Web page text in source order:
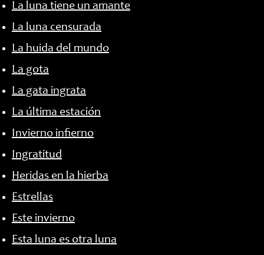
La luna tiene un amante
La luna censurada
La huida del mundo
La gota
La gata ingrata
La última estación
Invierno infierno
Ingratitud
Heridas en la hierba
Estrellas
Este invierno
Esta luna es otra luna